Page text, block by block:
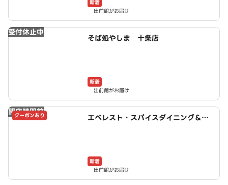
新着
出前館がお届け
受付休止中
そば処やしま 十条店
新着
出前館がお届け
開店時間前
クーポンあり
エベレスト・スパイスダイニング＆バ
新着
出前館がお届け